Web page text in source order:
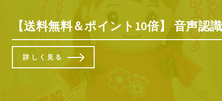
【送料無料＆ポイント10倍】 音声
詳しく見る